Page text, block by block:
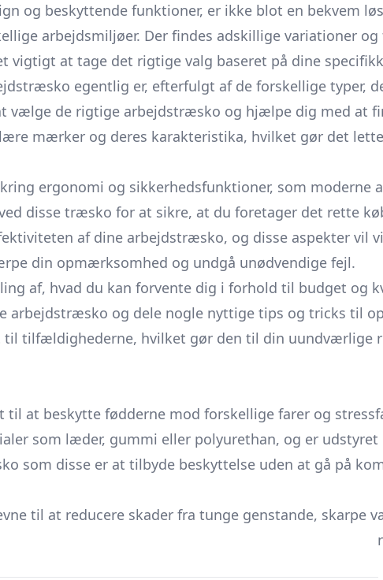
og beskyttende funktioner, er ikke blot en bekvem
arbejdsmiljøer. Der findes adskillige variationer
vigtigt at tage det rigtige valg baseret på dine
egentlig er, efterfulgt af de forskellige typer,
vælge de rigtige arbejdstræsko og hjælpe dig med at
mærker og deres karakteristika, hvilket gør det
ergonomi og sikkerhedsfunktioner, som moderne
disse træsko for at sikre, at du foretager det rette
af dine arbejdstræsko, og disse aspekter vil
din opmærksomhed og undgå unødvendige fejl.
af, hvad du kan forvente dig i forhold til budget og
arbejdstræsko og dele nogle nyttige tips og tricks til
til tilfældighederne, hvilket gør den til din uundværlige
at beskytte fødderne mod forskellige farer og
som læder, gummi eller polyurethan, og er
som disse er at tilbyde beskyttelse uden at gå på
til at reducere skader fra tunge genstande, skarpe
industristandarder, hvilket gør dem essentielle for